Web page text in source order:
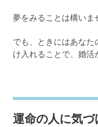
夢をみることは構いま
でも、ときにはあな
け入れることで、婚活
運命の人に気